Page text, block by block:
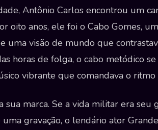
Antônio Carlos encontrou um
oito anos, ele foi o Cabo Gomes,
uma visão de mundo que
horas de folga, o cabo metódico
vibrante que comandava o
sua marca. Se a vida militar era seu
gravação, o lendário ator